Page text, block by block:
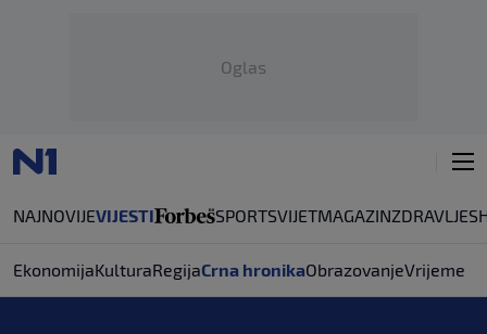
Oglas
NAJNOVIJEVIJESTI SPORTSVIJETMAGAZINZDRAVLJE
EkonomijaKulturaRegijaCrna hronikaObrazovanjeVrijeme